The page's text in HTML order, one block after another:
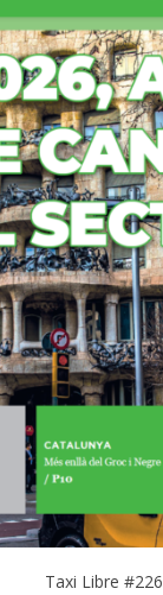
Taxi Libre #226